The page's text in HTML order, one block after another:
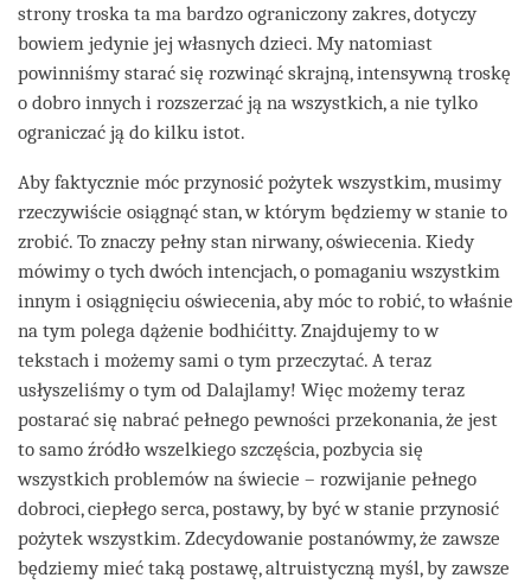
strony troska ta ma bardzo ograniczony zakres, dotyczy
bowiem jedynie jej własnych dzieci. My natomiast
powinniśmy starać się rozwinąć skrajną, intensywną troskę
o dobro innych i rozszerzać ją na wszystkich, a nie tylko
ograniczać ją do kilku istot.
Aby faktycznie móc przynosić pożytek wszystkim, musimy
rzeczywiście osiągnąć stan, w którym będziemy w stanie to
zrobić. To znaczy pełny stan nirwany, oświecenia. Kiedy
mówimy o tych dwóch intencjach, o pomaganiu wszystkim
innym i osiągnięciu oświecenia, aby móc to robić, to właśnie
na tym polega dążenie bodhićitty. Znajdujemy to w
tekstach i możemy sami o tym przeczytać. A teraz
usłyszeliśmy o tym od Dalajlamy! Więc możemy teraz
postarać się nabrać pełnego pewności przekonania, że jest
to samo źródło wszelkiego szczęścia, pozbycia się
wszystkich problemów na świecie – rozwijanie pełnego
dobroci, ciepłego serca, postawy, by być w stanie przynosić
pożytek wszystkim. Zdecydowanie postanówmy, że zawsze
będziemy mieć taką postawę, altruistyczną myśl, by zawsze